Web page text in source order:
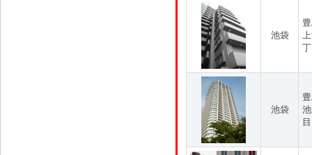
池袋
池袋
目